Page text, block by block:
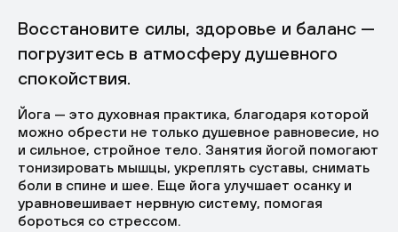
Восстановите силы, здоровье и баланс —
погрузитесь в атмосферу душевного
спокойствия.
Йога — это духовная практика, благодаря которой
можно обрести не только душевное равновесие, но
и сильное, стройное тело. Занятия йогой помогают
тонизировать мышцы, укреплять суставы, снимать
боли в спине и шее. Еще йога улучшает осанку и
уравновешивает нервную систему, помогая
бороться со стрессом.